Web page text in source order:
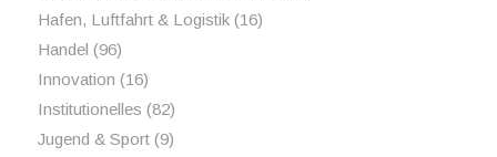
Hafen, Luftfahrt & Logistik(16)
Handel (96)
Innovation (16)
Institutionelles (82)
Jugend & Sport(9)